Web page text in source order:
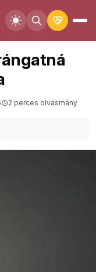
2 perces olvasmány